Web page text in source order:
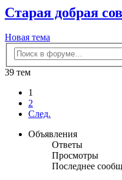
Старая добрая
Новая тема
39 тем
1
2
След.
Объявления
Ответы
Просмотры
Последнее